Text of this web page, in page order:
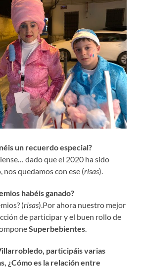
un recuerdo especial?
dado que el 2020 ha sido
quedamos con ese (risas).
habéis ganado?
(risas).Por ahora nuestro mejor
de participar y el buen rollo de
Superbebientes
participáis varias
¿Cómo es la relación entre